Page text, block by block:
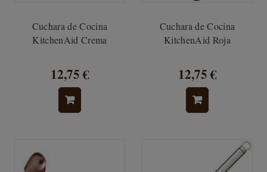
Cuchara de Cocina
KitchenAid Crema
12,75 €
Cuchara de Cocina
KitchenAid Roja
12,75 €